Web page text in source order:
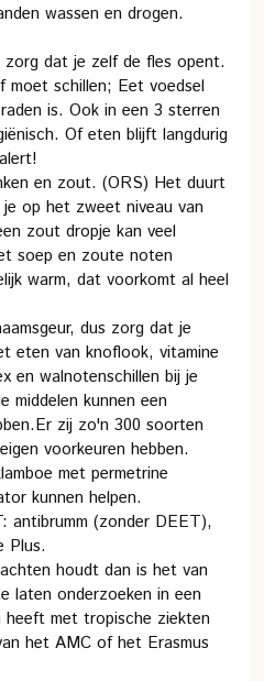
wassen en drogen.
zorg dat je zelf de fles opent.
schillen; Eet voedsel
is. Ook in een 3 sterren
Of eten blijft langdurig
en zout. (ORS) Het duurt
op het zweet niveau van
zout dropje kan veel
soep en zoute noten
warm, dat voorkomt al heel
dus zorg dat je
eten van knoflook, vitamine
en walnotenschillen bij je
middelen kunnen een
Er zij zo'n 300 soorten
voorkeuren hebben.
met permetrine
kunnen helpen.
antibrumm (zonder DEET),
Plus.
houdt dan is het van
laten onderzoeken in een
heeft met tropische ziekten
het AMC of het Erasmus